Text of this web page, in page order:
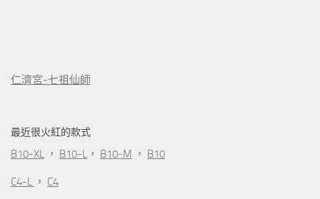
仁濟宮-七祖仙師
最近很火紅的款式
B10-XL ， B10-L ， B10-M ， B10
C4-L ， C4